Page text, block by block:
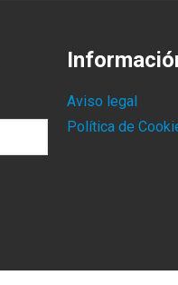
Aviso legal
Política de